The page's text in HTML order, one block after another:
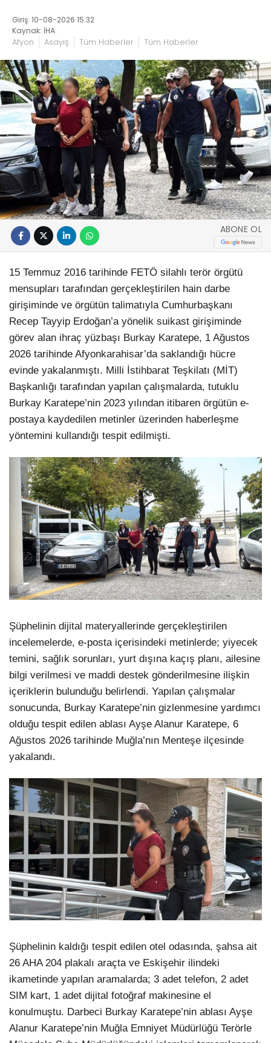
Giriş: 10-08-2026 15:32
Kaynak: İHA
Afyon Asayiş Tüm Haberler Tüm Haberler
ABONE OL
15 Temmuz 2016 tarihinde FETÖ silahlı terör örgütü
mensupları tarafından gerçekleştirilen hain darbe
girişiminde ve örgütün talimatıyla Cumhurbaşkanı
Recep Tayyip Erdoğan’a yönelik suikast girişiminde
görev alan ihraç yüzbaşı Burkay Karatepe, 1 Ağustos
2026 tarihinde Afyonkarahisar’da saklandığı hücre
evinde yakalanmıştı. Milli İstihbarat Teşkilatı (MİT)
Başkanlığı tarafından yapılan çalışmalarda, tutuklu
Burkay Karatepe’nin 2023 yılından itibaren örgütün e-
postaya kaydedilen metinler üzerinden haberleşme
yöntemini kullandığı tespit edilmişti.
Şüphelinin dijital materyallerinde gerçekleştirilen
incelemelerde, e-posta içerisindeki metinlerde; yiyecek
temini, sağlık sorunları, yurt dışına kaçış planı, ailesine
bilgi verilmesi ve maddi destek gönderilmesine ilişkin
içeriklerin bulunduğu belirlendi. Yapılan çalışmalar
sonucunda, Burkay Karatepe’nin gizlenmesine yardımcı
olduğu tespit edilen ablası Ayşe Alanur Karatepe, 6
Ağustos 2026 tarihinde Muğla’nın Menteşe ilçesinde
yakalandı.
Şüphelinin kaldığı tespit edilen otel odasında, şahsa ait
26 AHA 204 plakalı araçta ve Eskişehir ilindeki
ikametinde yapılan aramalarda; 3 adet telefon, 2 adet
SIM kart, 1 adet dijital fotoğraf makinesine el
konulmuştu. Darbeci Burkay Karatepe’nin ablası Ayşe
Alanur Karatepe’nin Muğla Emniyet Müdürlüğü Terörle